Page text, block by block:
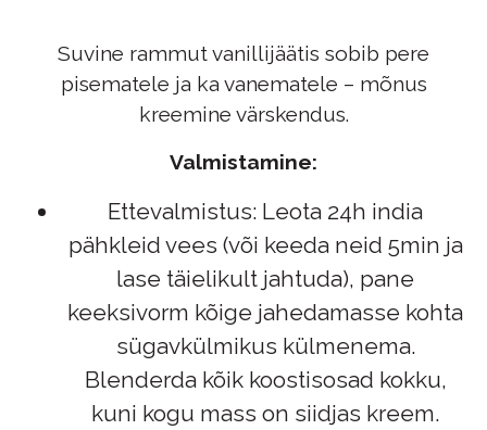
Suvine rammut vanillijäätis sobib pere
pisematele ja ka vanematele – mõnus
kreemine värskendus.
Valmistamine:
Ettevalmistus: Leota 24h india
pähkleid vees (või keeda neid 5min ja
lase täielikult jahtuda), pane
keeksivorm kõige jahedamasse kohta
sügavkülmikus külmenema.
Blenderda kõik koostisosad kokku,
kuni kogu mass on siidjas kreem.